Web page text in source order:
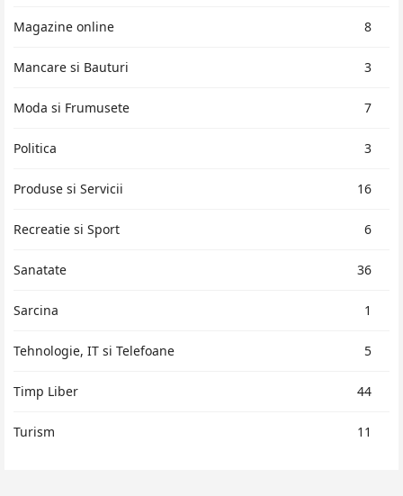
Magazine online 8
Mancare si Bauturi 3
Moda si Frumusete 7
Politica 3
Produse si Servicii 16
Recreatie si Sport 6
Sanatate 36
Sarcina 1
Tehnologie, IT si Telefoane 5
Timp Liber 44
Turism 11